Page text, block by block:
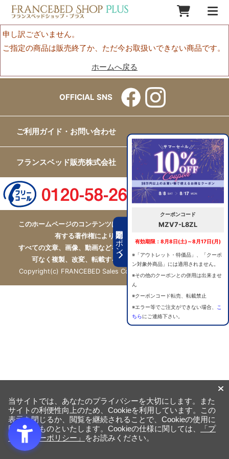
期間限定クーポン
クーポンコード
MZV7-L8ZL
有効期限：8月8日(土)～8月17日(月)
※「アウトレット・特価品」、「クーポ
ン対象外商品」には適用されません。
※その他のクーポンとの併用は出来ませ
ん
※クーポンコード転売、転載禁止
※エラー等でご注文ができない場合、
こ
ちらにご連絡下さい。
申し訳ございません。
ご指定の商品は販売終了か、ただ今お取扱いできない商品です。
ホームへ戻る
OFFICIAL SNS
ご利用ガイド・お問い合わせ
フランスベッド販売株式会社
このホームページのコンテンツはフランスベッド販売株式会社が
有する著作権により保護されています。
すべての文章、画像、動画などを、私的利用の範囲を超えて、許
可なく複製、改変、転載することは禁じられています。
Copyright(c) FRANCEBED Sales Co., ltd. All Rights Reserved.
当サイトでは、あなたのプライバシーを大切にします。また
サイトの利便性向上のため、Cookieを利用しています。この
表示を閉じるか、閲覧を継続されることで、Cookieの使用に
同意するものといたします。Cookieの仕様に関しては、
「プ
ライバシーポリシー」
をお読みください。